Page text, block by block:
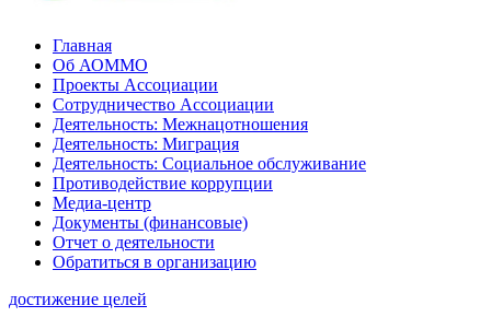
Главная
Об АОММО
Проекты Ассоциации
Сотрудничество Ассоциации
Деятельность: Межнацотношения
Деятельность: Миграция
Деятельность: Социальное обслуживание
Противодействие коррупции
Медиа-центр
Документы (финансовые)
Отчет о деятельности
Обратиться в организацию
достижение целей